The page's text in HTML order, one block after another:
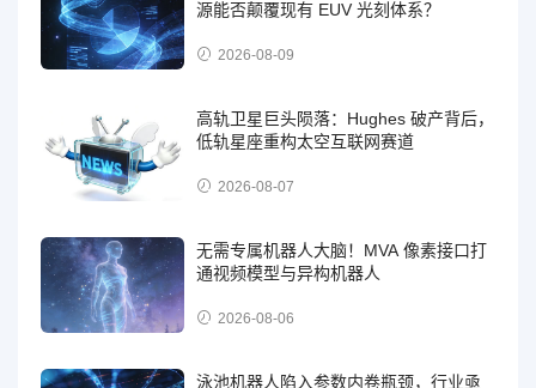
源能否颠覆现有 EUV 光刻体系？
2026-08-09
高轨卫星巨头陨落：Hughes 破产背后，
低轨星座重构太空互联网赛道
2026-08-07
无需专属机器人大脑！MVA 像素接口打
通视频模型与异构机器人
2026-08-06
泳池机器人陷入参数内卷瓶颈，行业亟